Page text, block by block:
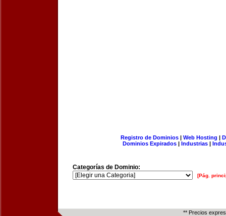
Registro de Dominios| Web Hosting |
Dominios Expirados | Industrias |
Categorías de Dominio:
[Pág.
** Precios